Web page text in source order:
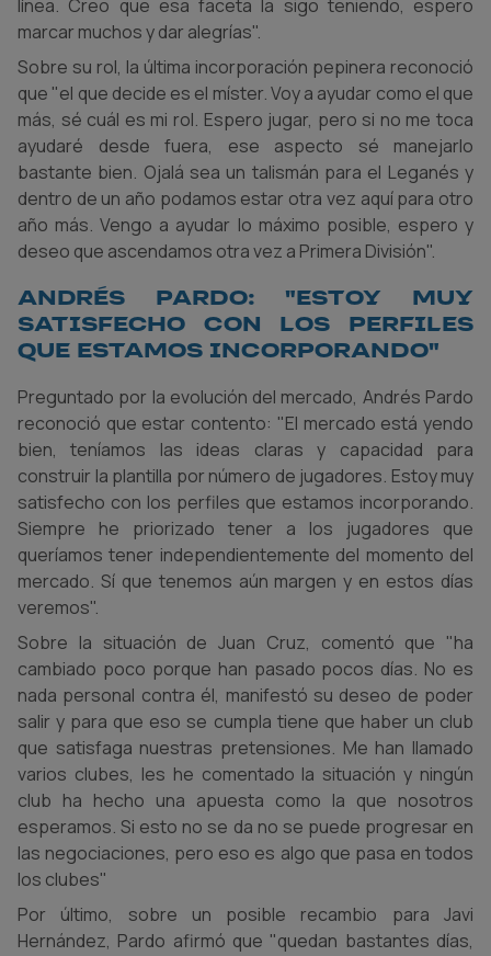
línea. Creo que esa faceta la sigo teniendo, espero
marcar muchos y dar alegrías".
Sobre su rol, la última incorporación pepinera reconoció
que "el que decide es el míster. Voy a ayudar como el que
más, sé cuál es mi rol. Espero jugar, pero si no me toca
ayudaré desde fuera, ese aspecto sé manejarlo
bastante bien. Ojalá sea un talismán para el Leganés y
dentro de un año podamos estar otra vez aquí para otro
año más. Vengo a ayudar lo máximo posible, espero y
deseo que ascendamos otra vez a Primera División".
Andrés Pardo: "Estoy muy
satisfecho con los perfiles
que estamos incorporando"
Preguntado por la evolución del mercado, Andrés Pardo
reconoció que estar contento: "El mercado está yendo
bien, teníamos las ideas claras y capacidad para
construir la plantilla por número de jugadores. Estoy muy
satisfecho con los perfiles que estamos incorporando.
Siempre he priorizado tener a los jugadores que
queríamos tener independientemente del momento del
mercado. Sí que tenemos aún margen y en estos días
veremos".
Sobre la situación de Juan Cruz, comentó que "ha
cambiado poco porque han pasado pocos días. No es
nada personal contra él, manifestó su deseo de poder
salir y para que eso se cumpla tiene que haber un club
que satisfaga nuestras pretensiones. Me han llamado
varios clubes, les he comentado la situación y ningún
club ha hecho una apuesta como la que nosotros
esperamos. Si esto no se da no se puede progresar en
las negociaciones, pero eso es algo que pasa en todos
los clubes"
Por último, sobre un posible recambio para Javi
Hernández, Pardo afirmó que "quedan bastantes días,